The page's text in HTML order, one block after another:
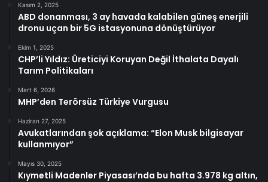
Kasım 2, 2025
ABD donanması, 3 ay havada kalabilen güneş enerjili
dronu uçan bir 5G istasyonuna dönüştürüyor
Ekim 1, 2025
CHP’li Yıldız: Üreticiyi Koruyan Değil İthalata Dayalı
Tarım Politikaları
Mart 6, 2026
MHP’den Terörsüz Türkiye Vurgusu
Haziran 27, 2025
Avukatlarından şok açıklama: “Elon Musk bilgisayar
kullanmıyor”
Mayıs 30, 2025
Kıymetli Madenler Piyasası’nda bu hafta 3.978 kg altın,